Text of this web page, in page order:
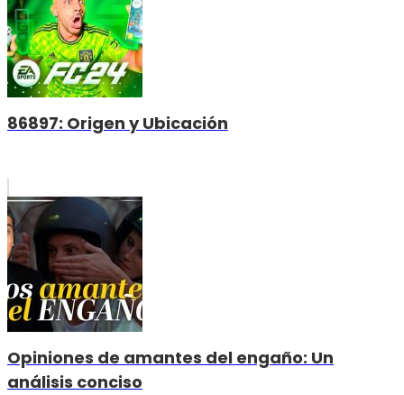
86897: Origen y Ubicación
Opiniones de amantes del engaño: Un
análisis conciso